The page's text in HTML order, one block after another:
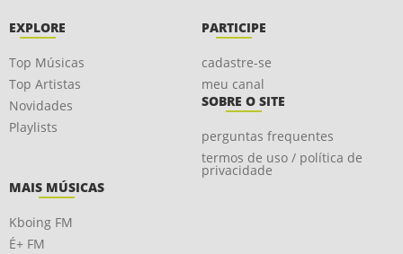
EXPLORE
Top Músicas
Top Artistas
Novidades
Playlists
PARTICIPE
cadastre-se
meu canal
SOBRE O SITE
perguntas frequentes
termos de uso / política de
privacidade
MAIS MÚSICAS
Kboing FM
É+ FM